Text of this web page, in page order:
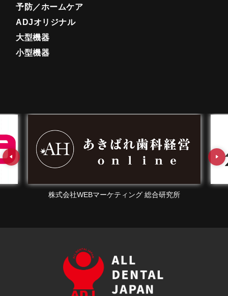
予防／ホームケア
ADJオリジナル
大型機器
小型機器
株式会社WEBマーケティング 総合研究所